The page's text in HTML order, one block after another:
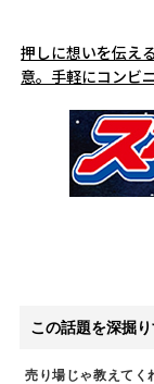
押しに想いを伝え
意。手軽にコンビ
この話題を深掘
売り場じゃ教えてく